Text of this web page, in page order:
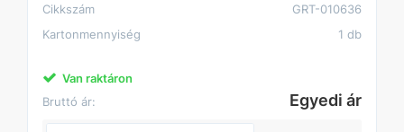
Cikkszám
GRT-010636
Kartonmennyiség
1 db
Van raktáron
Bruttó ár:
Egyedi ár